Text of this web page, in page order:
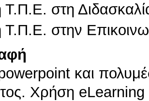
στη
στην
και
Χρήση eLearning